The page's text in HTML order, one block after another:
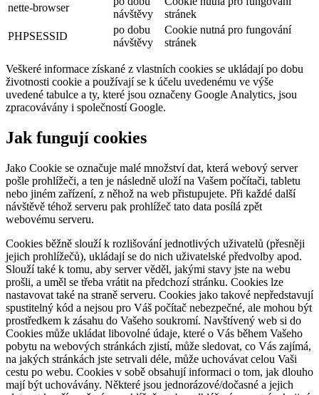
nette-browser
návštěvy
stránek
PHPSESSID
po dobu
návštěvy
Cookie nutná pro fungování
stránek
Veškeré informace získané z vlastních cookies se ukládají po dobu
životnosti cookie a používají se k účelu uvedenému ve výše
uvedené tabulce a ty, které jsou označeny Google Analytics, jsou
zpracovávány i společností Google.
Jak fungují cookies
Jako Cookie se označuje malé množství dat, která webový server
pošle prohlížeči, a ten je následně uloží na Vašem počítači, tabletu
nebo jiném zařízení, z něhož na web přistupujete. Při každé další
návštěvě téhož serveru pak prohlížeč tato data posílá zpět
webovému serveru.
Cookies běžně slouží k rozlišování jednotlivých uživatelů (přesněji
jejich prohlížečů), ukládají se do nich uživatelské předvolby apod.
Slouží také k tomu, aby server věděl, jakými stavy jste na webu
prošli, a uměl se třeba vrátit na předchozí stránku. Cookies lze
nastavovat také na straně serveru. Cookies jako takové nepředstavují
spustitelný kód a nejsou pro Váš počítač nebezpečné, ale mohou být
prostředkem k zásahu do Vašeho soukromí. Navštívený web si do
Cookies může ukládat libovolné údaje, které o Vás během Vašeho
pobytu na webových stránkách zjistí, může sledovat, co Vás zajímá,
na jakých stránkách jste setrvali déle, může uchovávat celou Vaši
cestu po webu. Cookies v sobě obsahují informaci o tom, jak dlouho
mají být uchovávány. Některé jsou jednorázové/dočasné a jejich